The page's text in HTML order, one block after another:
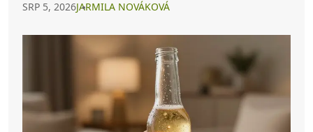
SRP 5, 2026JARMILA NOVÁKOVÁ